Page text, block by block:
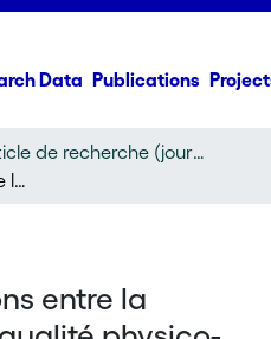
Data Publications
Article de recherche (journal article)
Quelques relations entre la végétation et la qualité physico-chimique des tourbes dans le Jura
entre la